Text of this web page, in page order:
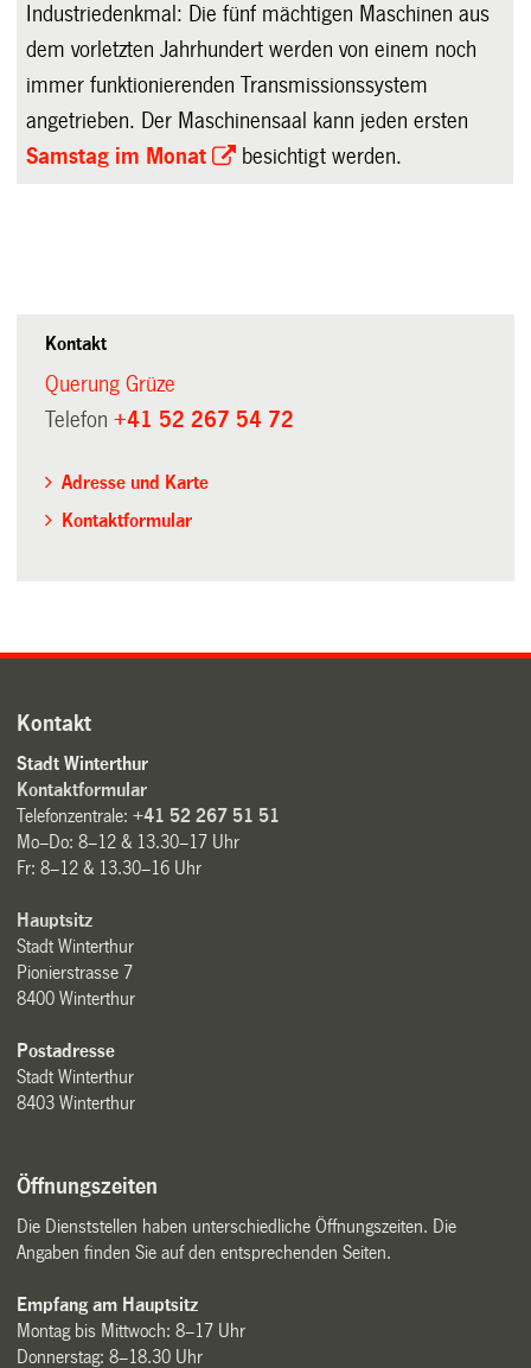
Industriedenkmal: Die fünf mächtigen Maschinen aus
dem vorletzten Jahrhundert werden von einem noch
immer funktionierenden Transmissionssystem
angetrieben. Der Maschinensaal kann jeden ersten
Samstag im Monat
besichtigt werden.
Kontakt
Querung Grüze
Telefon+41 52 267 54 72
Adresse und Karte
Kontaktformular
Kontakt
Stadt Winterthur
Kontaktformular
Telefonzentrale:+41 52 267 51 51
Mo–Do: 8–12 & 13.30–17 Uhr
Fr: 8–12 & 13.30–16 Uhr
Hauptsitz
Stadt Winterthur
Pionierstrasse 7
8400 Winterthur
Postadresse
Stadt Winterthur
8403 Winterthur
Öffnungszeiten
Die Dienststellen haben unterschiedliche Öffnungszeiten. Die
Angaben finden Sie auf den entsprechenden Seiten.
Empfang am Hauptsitz
Montag bis Mittwoch: 8–17 Uhr
Donnerstag: 8–18.30 Uhr